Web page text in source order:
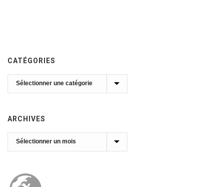
CATÉGORIES
Catégories
ARCHIVES
Archives